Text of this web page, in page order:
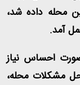
محله داده شد،
آمد.
احساس نیاز
مشکلات محله،